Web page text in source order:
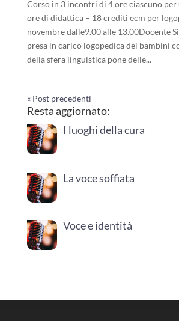
Corso in 3 incontri di 4 ore ciascuno per
ore di didattica – 18 crediti ecm per
novembre dalle9.00 alle 13.00Docente
presa in carico logopedica dei bambini
della sfera linguistica pone delle...
« Post precedenti
Resta aggiornato:
I luoghi della cura
La voce soffiata
Voce e identità